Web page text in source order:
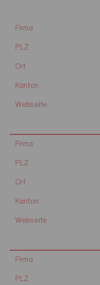
Firma
PLZ
Ort
Kanton
Webseite
Firma
PLZ
Ort
Kanton
Webseite
Firma
PLZ